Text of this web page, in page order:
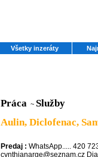
Všetky inzeráty
Práca ~ Služby
Aulin, Diclofenac,
Predaj : WhatsApp..... 420
cynthianarge@seznam.cz